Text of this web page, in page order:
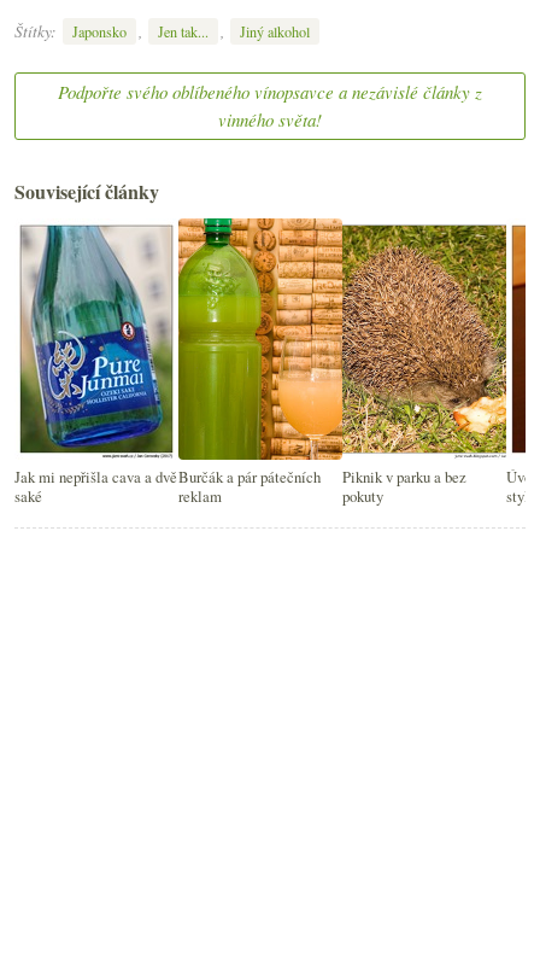
Štítky:
Japonsko , Jen tak... , Jiný alkohol
Podpořte svého oblíbeného vínopsavce a nezávislé články z
vinného světa!
Související články
Jak mi nepřišla cava a dvě
saké
Burčák a pár pátečních
reklam
Piknik v parku a bez
pokuty
styly